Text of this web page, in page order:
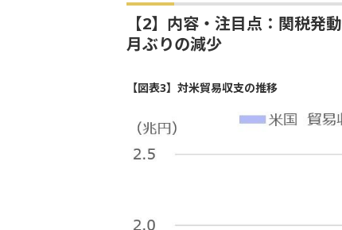
【2】内容・注目点：関税発
月ぶりの減少
【図表3】対米貿易収支の推移